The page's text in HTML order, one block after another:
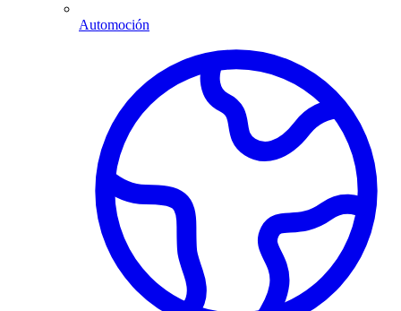
Automoción